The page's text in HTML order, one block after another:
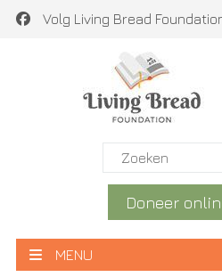
Volg Living Bread
Doneer
MENU